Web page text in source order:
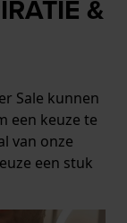
&
Sale kunnen
een ​​keuze te
van onze
een stuk